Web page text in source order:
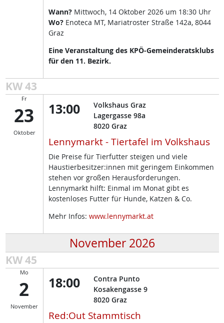
Wann? Mittwoch, 14 Oktober 2026 um 18:30 Uhr
Wo? Enoteca MT, Mariatroster Straße 142a, 8044
Graz
Eine Veranstaltung des KPÖ-Gemeinderatsklubs
für den 11. Bezirk.
KW 43
Fr
23
Oktober
13:00
Volkshaus Graz
Lagergasse 98a
8020 Graz
Lennymarkt - Tiertafel im Volkshaus
Die Preise für Tierfutter steigen und viele
Haustierbesitzer:innen mit geringem Einkommen
stehen vor großen Herausforderungen.
Lennymarkt hilft: Einmal im Monat gibt es
kostenloses Futter für Hunde, Katzen & Co.
Mehr Infos: www.lennymarkt.at
November 2026
KW 45
Mo
2
November
18:00
Contra Punto
Kosakengasse 9
8020 Graz
Red:Out Stammtisch